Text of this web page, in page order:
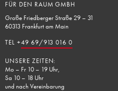
FÜR DEN RAUM GMBH
Große Friedberger Straße 29 – 31
60313 Frankfurt am Main
TEL +49 69/913 016 0
UNSERE ZEITEN:
Mo – Fr 10 – 19 Uhr,
Sa 10 – 18 Uhr
und nach Vereinbarung